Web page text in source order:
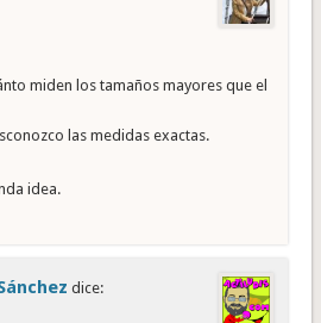
miden los tamaños mayores que el
las medidas exactas.
idea.
dice: